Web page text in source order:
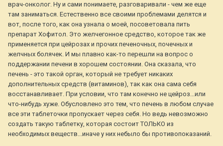
врач-онколог. Ну и сами понимаете, разговаривали - чем же еще
там заниматься. Естественно все своими проблемами делятся и
вот, после того, как она узнала о моей, посоветовала пить
препарат Хофитол. Это желчегонное средство, которое так же
применяется при цейрозах и прочих печеночных, почечных и
желчных болячек. И мы плавно как-то перешли на вопрос о
поддержании печени в хорошем состоянии. Она сказала, что
печень - это такой орган, который не требует никаких
дополнительных средств (витаминов), так как она сама себя
восстанавливает. При условии, что там конечно не цейроз...или
что-нибудь хуже. Обусловлено это тем, что печень в любом случае
все эти таблеточки пропускает через себя. Но ведь невозможно
создать такую таблетку, которая состоит ТОЛЬКО из
необходимых веществ...иначе у них небыло бы противопоказаний.